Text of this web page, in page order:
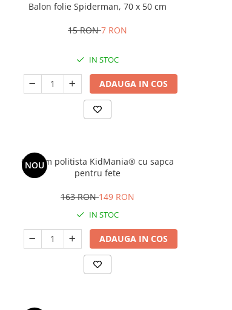
Balon folie Spiderman, 70 x 50 cm
15 RON7 RON
IN STOC
ADAUGA IN COS
NOU
Costum politista KidMania® cu sapca
pentru fete
163 RON149 RON
IN STOC
ADAUGA IN COS